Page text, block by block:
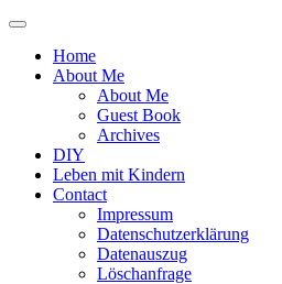
Menü
oder
ausblenden
Home
About Me
About Me
Guest Book
Archives
DIY
Leben mit Kindern
Contact
Impressum
Datenschutzerklärung
Datenauszug
Löschanfrage